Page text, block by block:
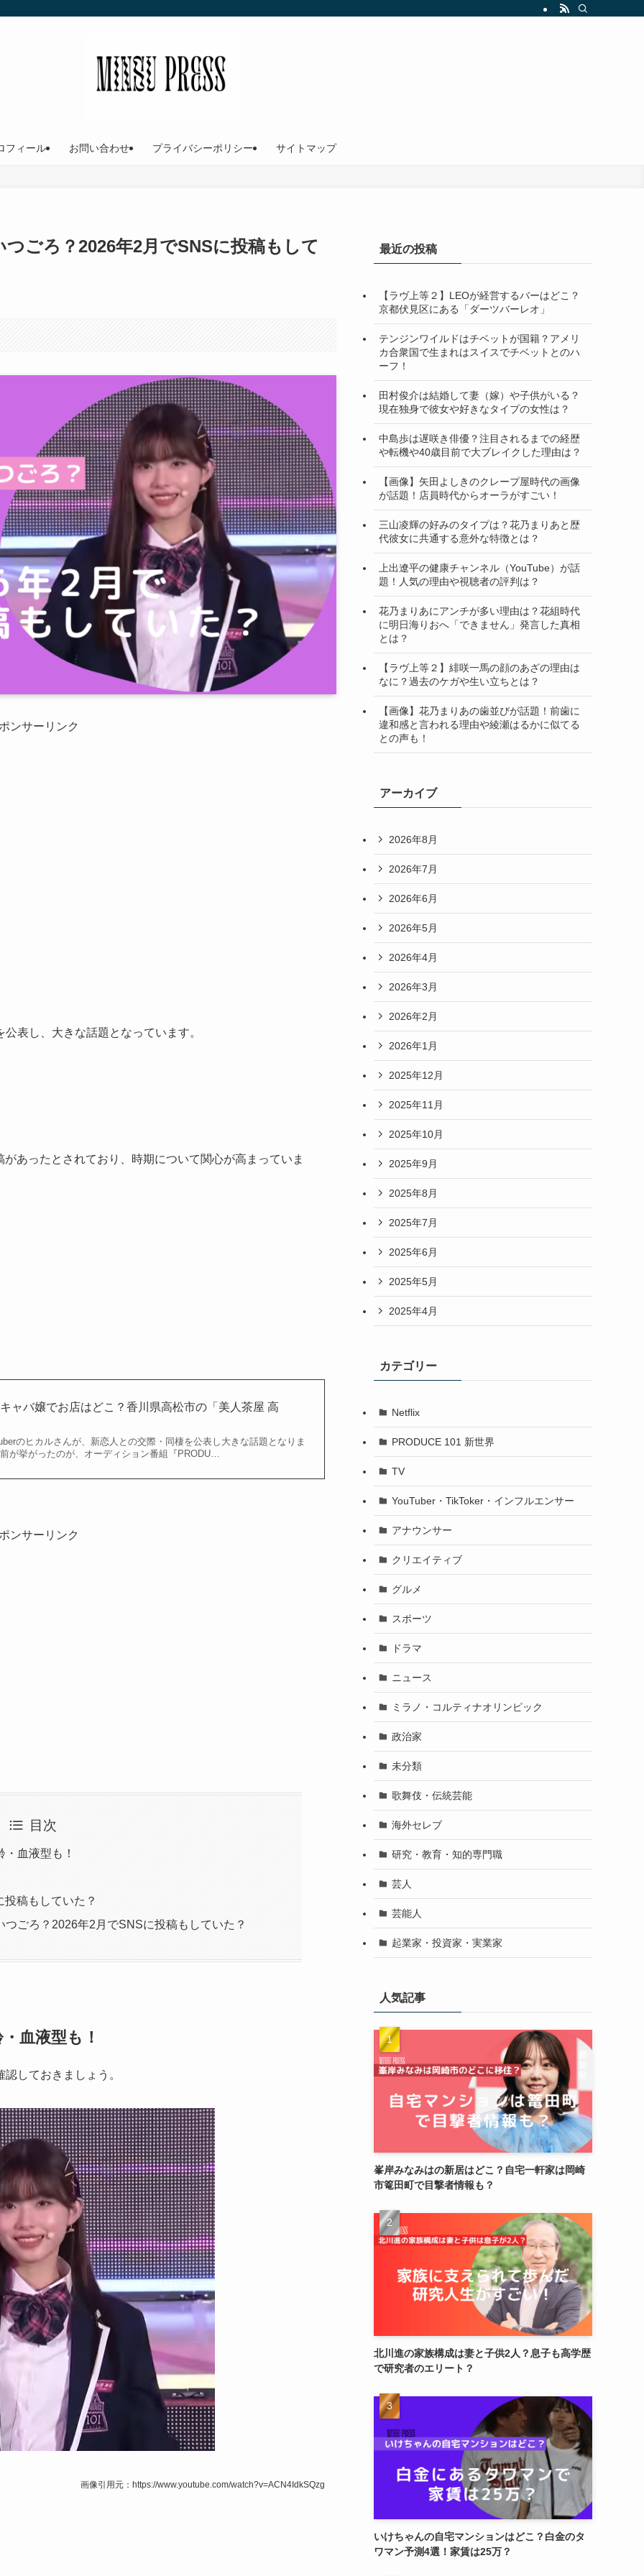
フィール お問い合わせ プライバシーポリシー サイトマップ
ごろ？2026年2月でSNSに投稿もして
ンサーリンク
表し、大きな話題となっています。
あったとされており、時期について関心が高まっていま
ャバ嬢でお店はどこ？香川県高松市の「美人茶屋 高
のヒカルさんが、新恋人との交際・同棲を公表し大きな話題となりま
が挙がったのが、オーディション番組『PRODU…
ンサーリンク
目次
血液型も！
稿もしていた？
ごろ？2026年2月でSNSに投稿もしていた？
血液型も！
しておきましょう。
画像引用元：https://www.youtube.com/watch?v=ACN4IdkSQzg
最近の投稿
【ラヴ上等２】LEOが経営するバーはどこ？
京都伏見区にある「ダーツバーレオ」
テンジンワイルドはチベットが国籍？アメリ
カ合衆国で生まれはスイスでチベットとのハ
ーフ！
田村俊介は結婚して妻（嫁）や子供がいる？
現在独身で彼女や好きなタイプの女性は？
中島歩は遅咲き俳優？注目されるまでの経歴
や転機や40歳目前で大ブレイクした理由は？
【画像】矢田よしきのクレープ屋時代の画像
が話題！店員時代からオーラがすごい！
三山凌輝の好みのタイプは？花乃まりあと歴
代彼女に共通する意外な特徴とは？
上出遼平の健康チャンネル（YouTube）が話
題！人気の理由や視聴者の評判は？
花乃まりあにアンチが多い理由は？花組時代
に明日海りおへ「できません」発言した真相
とは？
【ラヴ上等２】緋咲一馬の顔のあざの理由は
なに？過去のケガや生い立ちとは？
【画像】花乃まりあの歯並びが話題！前歯に
違和感と言われる理由や綾瀬はるかに似てる
との声も！
アーカイブ
2026年8月
2026年7月
2026年6月
2026年5月
2026年4月
2026年3月
2026年2月
2026年1月
2025年12月
2025年11月
2025年10月
2025年9月
2025年8月
2025年7月
2025年6月
2025年5月
2025年4月
カテゴリー
Netflix
PRODUCE 101 新世界
TV
YouTuber・TikToker・インフルエンサー
アナウンサー
クリエイティブ
グルメ
スポーツ
ドラマ
ニュース
ミラノ・コルティナオリンピック
政治家
未分類
歌舞伎・伝統芸能
海外セレブ
研究・教育・知的専門職
芸人
芸能人
起業家・投資家・実業家
人気記事
峯岸みなみはの新居はどこ？自宅一軒家は岡崎
市篭田町で目撃者情報も？
北川進の家族構成は妻と子供2人？息子も高学歴
で研究者のエリート？
いけちゃんの自宅マンションはどこ？白金のタ
ワマン予測4選！家賃は25万？